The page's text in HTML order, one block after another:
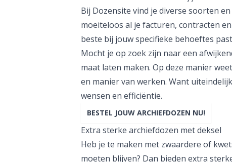
Bij Dozensite vind je diverse soorten
moeiteloos al je facturen, contracten
beste bij jouw specifieke behoeftes
Mocht je op zoek zijn naar een
maat laten maken. Op deze manier
en manier van werken. Want
wensen en efficiëntie.
BESTEL JOUW ARCHIEFDOZEN NU!
Extra sterke archiefdozen met deksel
Heb je te maken met zwaardere of
moeten blijven? Dan bieden extra